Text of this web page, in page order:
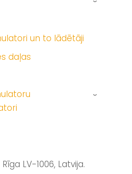
›
un to lādētāji
daļas
›
LV-1006, Latvija.